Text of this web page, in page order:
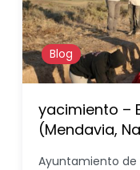
Blog
yacimiento –
(Mendavia,
Ayuntamiento de